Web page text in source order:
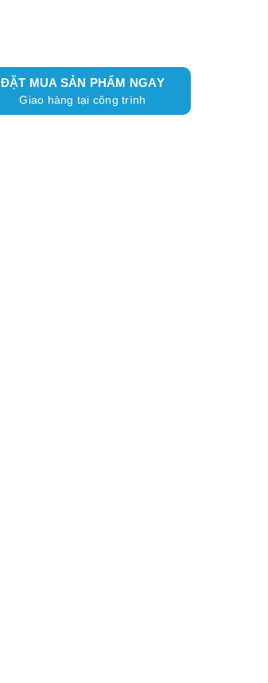
ĐẶT MUA SẢN PHẨM NGAY
Giao hàng tại công trình